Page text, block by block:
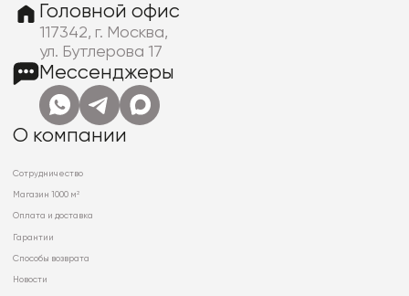
Головной офис
117342, г. Москва,
ул. Бутлерова 17
Мессенджеры
О компании
Сотрудничество
Магазин 1000 м²
Оплата и доставка
Гарантии
Способы возврата
Новости